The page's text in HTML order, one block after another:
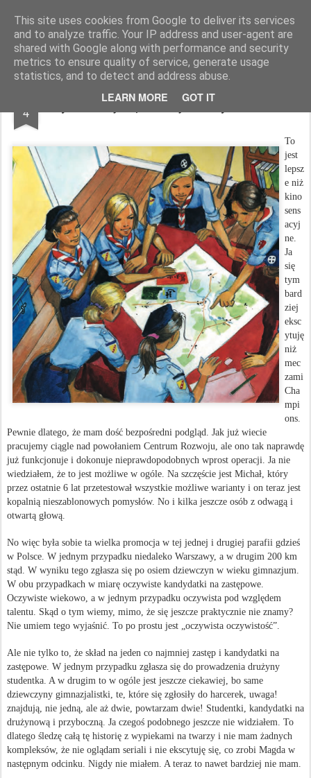
This site uses cookies from Google to deliver its services
and to analyze traffic. Your IP address and user-agent are
shared with Google along with performance and security
metrics to ensure quality of service, generate usage
statistics, and to detect and address abuse.
LEARN MORE GOT IT
Zbigniew Minda blog osobisty
Pages
4 Czy wiecie jak powstaje drużyna od zera?
To
jest
lepsz
e niż
kino
sens
acyj
ne.
Ja
się
tym
bard
ziej
eksc
ytuję
niż
mec
zami
Cha
mpi
ons.
Pewnie dlatego, że mam dość bezpośredni podgląd. Jak już wiecie
pracujemy ciągle nad powołaniem Centrum Rozwoju, ale ono tak naprawdę
już funkcjonuje i dokonuje nieprawdopodobnych wprost operacji. Ja nie
wiedziałem, że to jest możliwe w ogóle. Na szczęście jest Michał, który
przez ostatnie 6 lat przetestował wszystkie możliwe warianty i on teraz jest
kopalnią nieszablonowych pomysłów. No i kilka jeszcze osób z odwagą i
otwartą głową.
No więc była sobie ta wielka promocja w tej jednej i drugiej parafii gdzieś
w Polsce. W jednym przypadku niedaleko Warszawy, a w drugim 200 km
stąd. W wyniku tego zgłasza się po osiem dziewczyn w wieku gimnazjum.
W obu przypadkach w miarę oczywiste kandydatki na zastępowe.
Oczywiste wiekowo, a w jednym przypadku oczywista pod względem
talentu. Skąd o tym wiemy, mimo, że się jeszcze praktycznie nie znamy?
Nie umiem tego wyjaśnić. To po prostu jest „oczywista oczywistość”.
Ale nie tylko to, że skład na jeden co najmniej zastęp i kandydatki na
zastępowe. W jednym przypadku zgłasza się do prowadzenia drużyny
studentka. A w drugim to w ogóle jest jeszcze ciekawiej, bo same
dziewczyny gimnazjalistki, te, które się zgłosiły do harcerek, uwaga!
znajdują, nie jedną, ale aż dwie, powtarzam dwie! Studentki, kandydatki na
drużynową i przyboczną. Ja czegoś podobnego jeszcze nie widziałem. To
dlatego śledzę całą tę historię z wypiekami na twarzy i nie mam żadnych
kompleksów, że nie oglądam seriali i nie ekscytuję się, co zrobi Magda w
następnym odcinku. Nigdy nie miałem. A teraz to nawet bardziej nie mam.